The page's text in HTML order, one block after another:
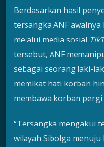
Berdasarkan hasil
tersangka ANF
melalui media sosial
tersebut, ANF
sebagai seorang laki-
memikat hati korban
membawa korban
“Tersangka mengakui
wilayah Sibolga